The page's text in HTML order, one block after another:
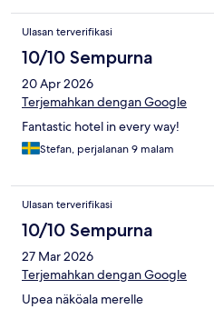
Ulasan terverifikasi
10/10 Sempurna
20 Apr 2026
Terjemahkan dengan Google
Fantastic hotel in every way!
Stefan, perjalanan 9 malam
Ulasan terverifikasi
10/10 Sempurna
27 Mar 2026
Terjemahkan dengan Google
Upea näköala merelle